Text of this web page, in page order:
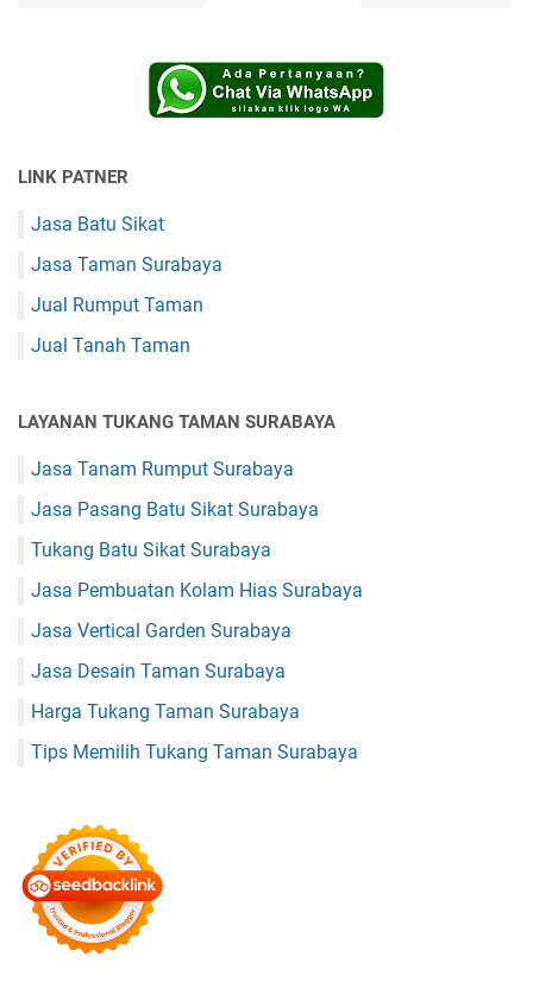
LINK PATNER
Jasa Batu Sikat
Jasa Taman Surabaya
Jual Rumput Taman
Jual Tanah Taman
LAYANAN TUKANG TAMAN SURABAYA
Jasa Tanam Rumput Surabaya
Jasa Pasang Batu Sikat Surabaya
Tukang Batu Sikat Surabaya
Jasa Pembuatan Kolam Hias Surabaya
Jasa Vertical Garden Surabaya
Jasa Desain Taman Surabaya
Harga Tukang Taman Surabaya
Tips Memilih Tukang Taman Surabaya